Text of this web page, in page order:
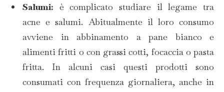
Salumi: è complicato studiare il legame tra
acne e salumi. Abitualmente il loro consumo
avviene in abbinamento a pane bianco e
alimenti fritti o con grassi cotti, focaccia o pasta
fritta. In alcuni casi questi prodotti sono
consumati con frequenza giornaliera, anche in